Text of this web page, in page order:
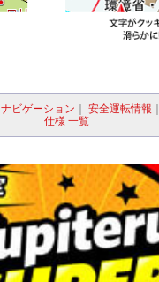
ナビゲーション ｜ 安全運転情報 ｜
仕様 一覧